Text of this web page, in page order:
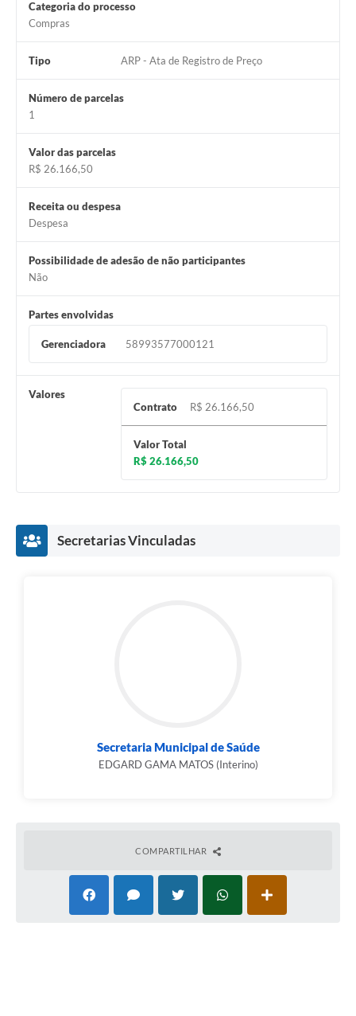
Categoria do processo
Compras
Tipo ARP - Ata de Registro de Preço
Número de parcelas
1
Valor das parcelas
R$ 26.166,50
Receita ou despesa
Despesa
Possibilidade de adesão de não participantes
Não
Partes envolvidas
Gerenciadora 58993577000121
Valores
Contrato
R$ 26.166,50
Valor Total
R$ 26.166,50
Secretarias Vinculadas
Secretaria Municipal de Saúde
EDGARD GAMA MATOS (Interino)
COMPARTILHAR